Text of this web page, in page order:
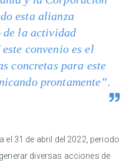
esta alianza
de la actividad
convenio es el
concretas para este
prontamente”.
el 31 de abril del 2022, periodo
diversas acciones de